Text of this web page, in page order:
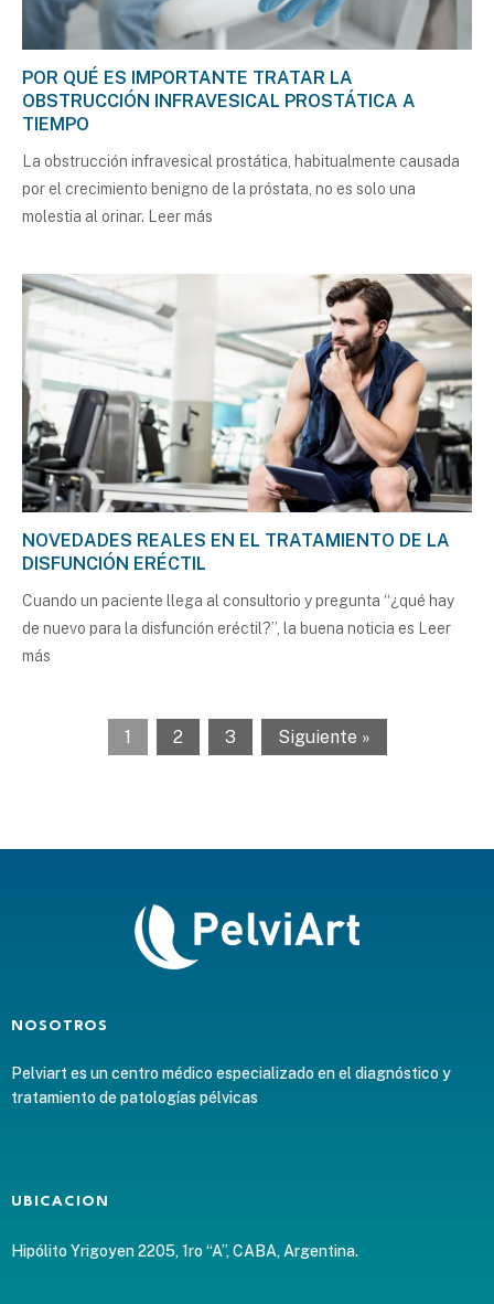
POR QUÉ ES IMPORTANTE TRATAR LA
OBSTRUCCIÓN INFRAVESICAL PROSTÁTICA A
TIEMPO
La obstrucción infravesical prostática, habitualmente causada
por el crecimiento benigno de la próstata, no es solo una
molestia al orinar.
Leer más
NOVEDADES REALES EN EL TRATAMIENTO DE LA
DISFUNCIÓN ERÉCTIL
Cuando un paciente llega al consultorio y pregunta “¿qué hay
de nuevo para la disfunción eréctil?”, la buena noticia es
Leer
más
1 2 3 Siguiente »
NOSOTROS
Pelviart es un centro médico especializado en el diagnóstico y
tratamiento de patologías pélvicas
UBICACION
Hipólito Yrigoyen 2205, 1ro “A”, CABA, Argentina.